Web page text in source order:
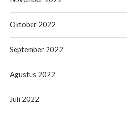
Oktober 2022
September 2022
Agustus 2022
Juli 2022